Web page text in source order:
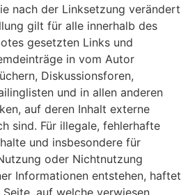
nach der Linksetzung verändert
gilt für alle innerhalb des
gesetzten Links und
in vom Autor
Diskussionsforen,
und in allen anderen
auf deren Inhalt externe
sind. Für illegale, fehlerhafte
und insbesondere für
oder Nichtnutzung
Informationen entstehen, haftet
auf welche verwiesen